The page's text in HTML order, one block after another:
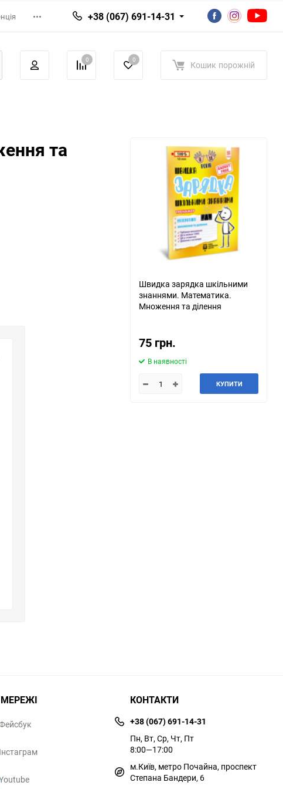
+38 (067) 691-14-31
0 0 Кошик порожній
та
Швидка зарядка шкільними
знаннями. Математика.
Множення та ділення
75 грн.
В наявності
КУПИТИ
Інстаграм
КОНТАКТИ
+38 (067) 691-14-31
Пн, Вт, Ср, Чт, Пт
8:00—17:00
м.Київ, метро Почайна, проспект
Степана Бандери, 6